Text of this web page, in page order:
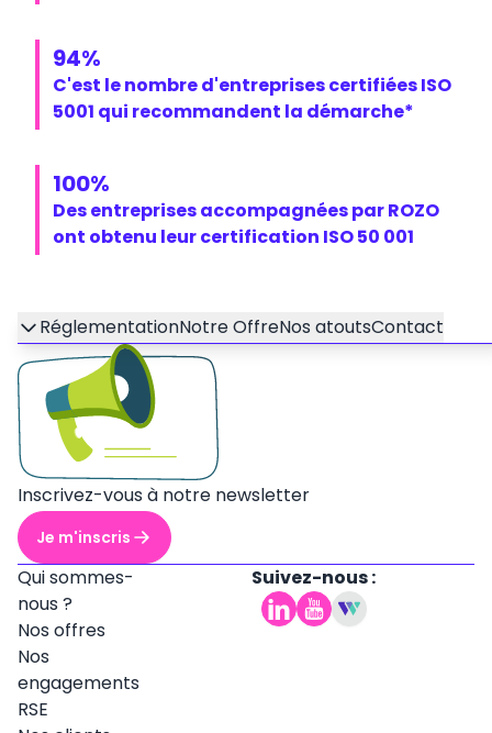
94%
C'est le nombre d'entreprises certifiées ISO
5001 qui recommandent la démarche*
100%
Des entreprises accompagnées par ROZO
ont obtenu leur certification ISO 50 001
RéglementationNotre OffreNos atoutsContact
Inscrivez-vous à notre newsletter
Je m'inscris
Qui sommes-
nous ?
Nos offres
Nos
engagements
RSE
Suivez-nous :